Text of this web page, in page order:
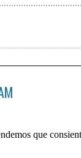
que